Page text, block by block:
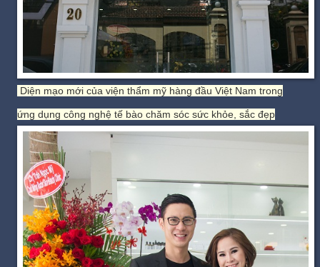
Diện mạo mới của viện thẩm mỹ hàng đầu Việt Nam trong
ứng dụng công nghệ tế bào chăm sóc sức khỏe, sắc đẹp